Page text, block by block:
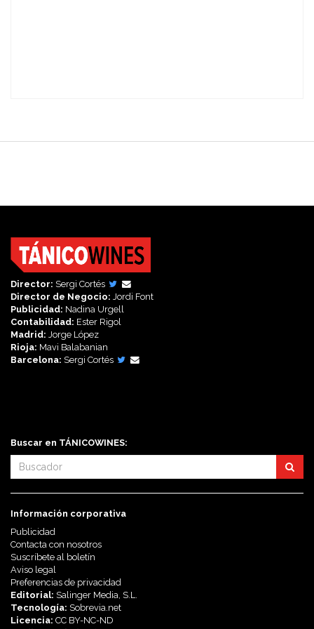
Director: Sergi Cortés
Director de Negocio: Jordi Font
Publicidad: Nadina Urgell
Contabilidad: Ester Rigol
Madrid: Jorge López
Rioja: Mavi Balabanian
Barcelona: Sergi Cortés
Buscar en TÁNICOWINES:
Información corporativa
Publicidad
Contacta con nosotros
Suscríbete al boletín
Aviso legal
Preferencias de privacidad
Editorial: Salinger Media, S.L.
Tecnología: Sobrevia.net
Licencia: CC BY-NC-ND